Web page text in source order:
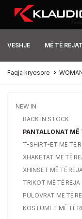
VESHJE MË TË REJAT
Faqja kryesore
NEW IN
BACK IN STOCK
PANTALLONAT MË
T-SHIRT-ET MË TË
XHAKETAT MË TË
XHINSET MË TË
TRIKOT MË TË REJA
PULOVRAT MË TË
KOSTUMET MË TË